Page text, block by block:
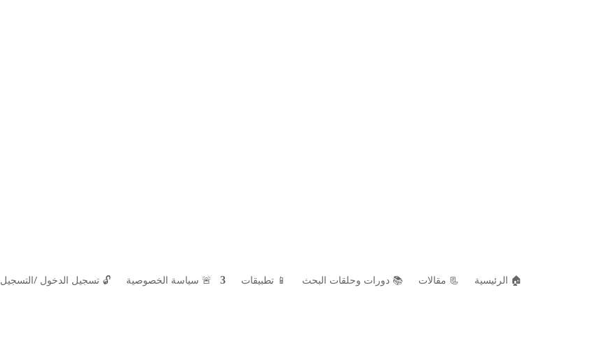
🏠 الرئيسية 📃 مقالات 📚 دورات وحلقات البحث 📱 تطبيقات 🚨 سياسة الخصوصية 🔓تسجيل الدخول /التسجيل